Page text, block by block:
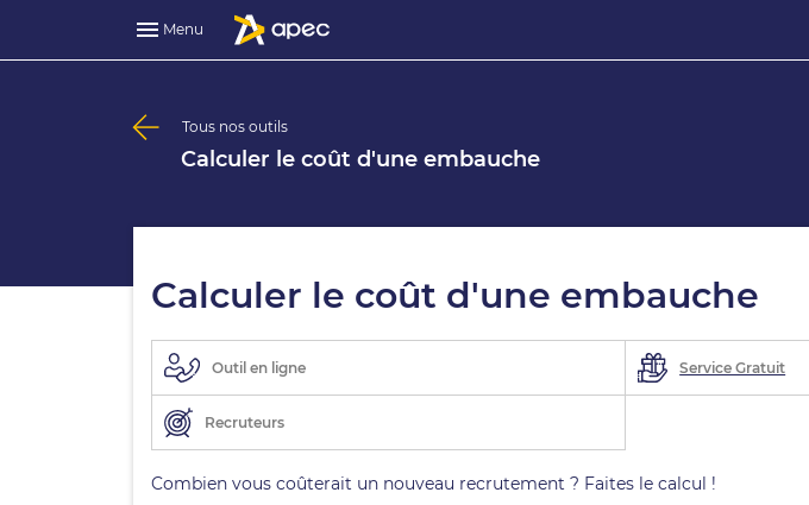
Menu
Tous nos outils
Calculer le coût d'une embauche
Calculer le coût d'une embauche
Outil en ligne Service Gratuit
Recruteurs
Combien vous coûterait un nouveau recrutement ? Faites le calcul !